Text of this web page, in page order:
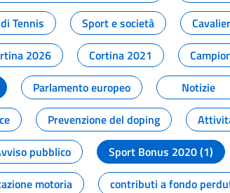
Tennis Sport e società
2026 Cortina 2021
Parlamento europeo Notizie
Prevenzione del doping
pubblico Sport Bonus 2020 (1)
motoria contributi a fondo